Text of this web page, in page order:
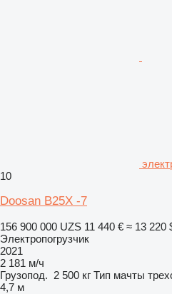
10
Doosan B25X -7
156 900 000 UZS 11 440 € ≈ 13 220
Электропогрузчик
2021
2 181 м/ч
Грузопод. 2 500 кг Тип мачты
4,7 м